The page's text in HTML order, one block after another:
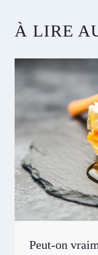
À LIRE
Peut-on